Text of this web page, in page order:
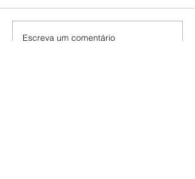
Exposição Urgências
Escreva um comentário